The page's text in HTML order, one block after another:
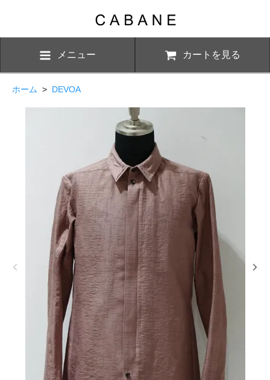
メニュー カートを見る
ホーム > DEVOA